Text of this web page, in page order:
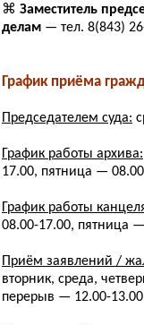
⌘ Заместитель
делам — тел. 8(843)
График приёма
Председателем суда:
График работы архива:
17.00, пятница —
График работы
08.00-17.00, пятница
Приём заявлений /
вторник, среда,
перерыв — 12.00-13.00